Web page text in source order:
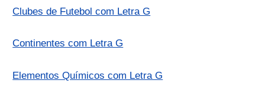
Clubes de Futebol com Letra G
Continentes com Letra G
Elementos Químicos com Letra G